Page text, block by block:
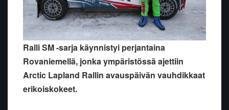
Ralli SM -sarja käynnistyi perjantaina
Rovaniemellä, jonka ympäristössä ajettiin
Arctic Lapland Rallin avauspäivän vauhdikkaat
erikoiskokeet.